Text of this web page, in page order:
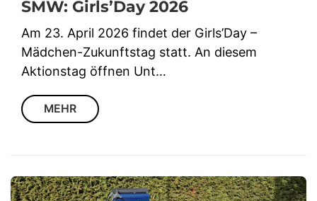
SMW: Girls’Day 2026
Am 23. April 2026 findet der Girls’Day –
Mädchen-Zukunftstag statt. An diesem
Aktionstag öffnen Unt…
MEHR